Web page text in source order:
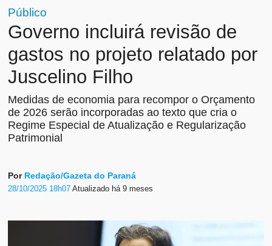
Público
Governo incluirá revisão de
gastos no projeto relatado por
Juscelino Filho
Medidas de economia para recompor o Orçamento
de 2026 serão incorporadas ao texto que cria o
Regime Especial de Atualização e Regularização
Patrimonial
Por Redação/Gazeta do Paraná
28/10/2025 18h07Atualizado há 9 meses